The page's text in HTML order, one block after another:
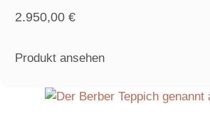
2.950,00 €
Produkt ansehen